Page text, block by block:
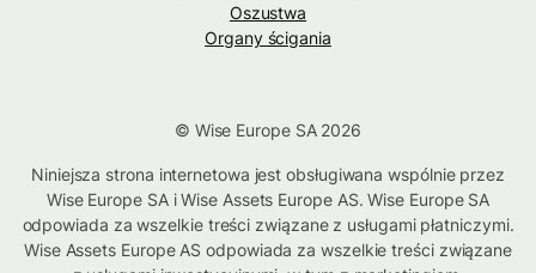
Oszustwa
Organy ścigania
© Wise Europe SA 2026
Niniejsza strona internetowa jest obsługiwana wspólnie przez
Wise Europe SA i Wise Assets Europe AS. Wise Europe SA
odpowiada za wszelkie treści związane z usługami płatniczymi.
Wise Assets Europe AS odpowiada za wszelkie treści związane